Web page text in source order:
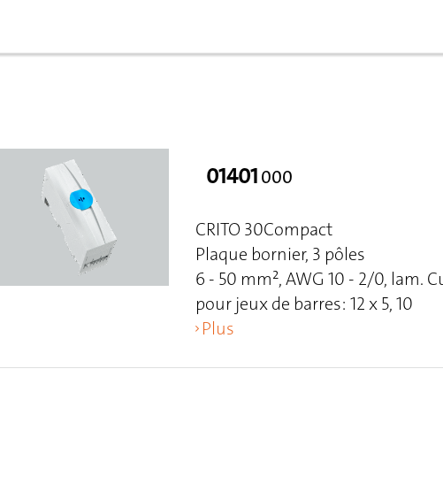
01401000
CRITO 30Compact
Plaque bornier, 3 pôles
6 - 50 mm², AWG 10 - 2/0, lam.
pour jeux de barres: 12 x 5, 10
Plus